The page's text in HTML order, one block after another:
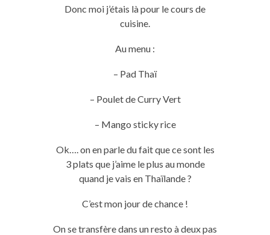
Donc moi j’étais là pour le cours de
cuisine.
Au menu :
– Pad Thaï
– Poulet de Curry Vert
– Mango sticky rice
Ok…. on en parle du fait que ce sont les
3 plats que j’aime le plus au monde
quand je vais en Thaïlande ?
C’est mon jour de chance !
On se transfère dans un resto à deux pas